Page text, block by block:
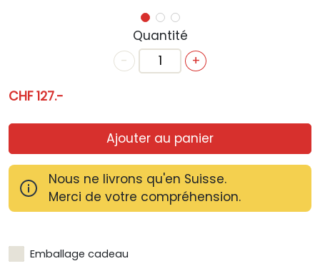
Quantité
-
+
CHF 127.-
Ajouter au panier
Nous ne livrons qu'en Suisse.
Merci de votre compréhension.
Emballage cadeau